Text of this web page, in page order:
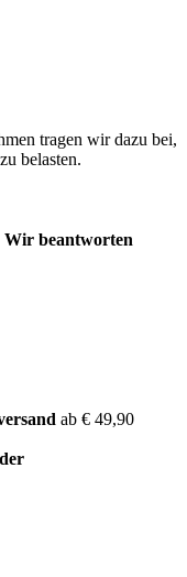
tragen wir dazu bei,
belasten.
Wir beantworten
ab € 49,90